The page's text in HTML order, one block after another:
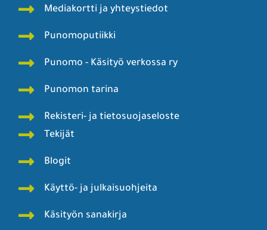
Mediakortti ja yhteystiedot
Punomoputiikki
Punomo - Käsityö verkossa ry
Punomon tarina
Rekisteri- ja tietosuojaseloste
Tekijät
Blogit
Käyttö- ja julkaisuohjeita
Käsityön sanakirja